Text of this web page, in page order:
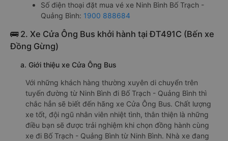
Số điện thoại đặt mua vé xe Ninh Bình Bố Trạch -
Quảng Bình: 1900 888684
🚌 2. Xe Cửa Ông Bus khởi hành tại ĐT491C (Bến xe
Đồng Gừng)
a. Giới thiệu xe Cửa Ông Bus
Với những khách hàng thường xuyên di chuyển trên
tuyến đường từ Ninh Bình đi Bố Trạch - Quảng Bình thì
chắc hẳn sẽ biết đến hãng xe Cửa Ông Bus. Chất lượng
xe tốt, đội ngũ nhân viên nhiệt tình, thân thiện là những
điều bạn sẽ được trải nghiệm khi chọn đồng hành cùng
xe đi Bố Trạch - Quảng Bình từ Ninh Bình. Nhà xe đang